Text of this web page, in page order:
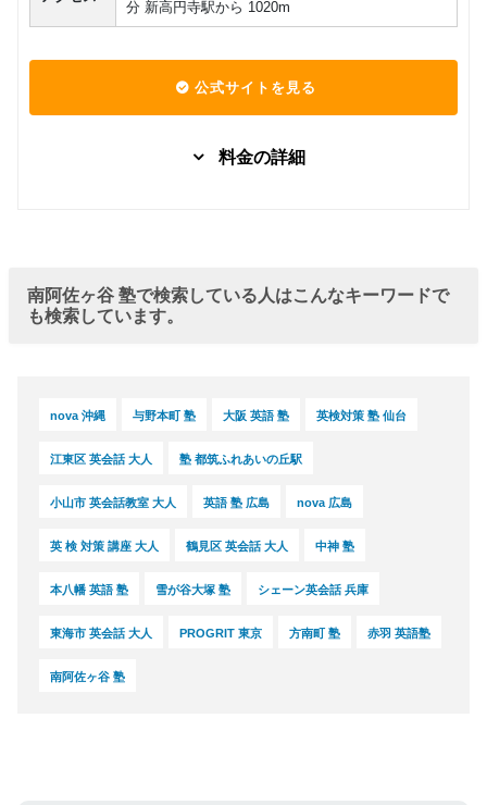
分 新高円寺駅から 1020m
公式サイトを見る
料金の詳細
わせくだ
さい。）
回数：4 / 1セッション60分
南阿佐ヶ谷 塾で検索している人はこんなキーワードで
も検索しています。
nova 沖縄 与野本町 塾 大阪 英語 塾 英検対策 塾 仙台
江東区 英会話 大人 塾 都筑ふれあいの丘駅
小山市 英会話教室 大人 英語 塾 広島 nova 広島
英 検 対策 講座 大人 鶴見区 英会話 大人 中神 塾
本八幡 英語 塾 雪が谷大塚 塾 シェーン英会話 兵庫
東海市 英会話 大人 PROGRIT 東京 方南町 塾 赤羽 英語塾
南阿佐ヶ谷 塾